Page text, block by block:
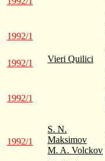
1992/1
1992/1 Vieri Quilici
1992/1
1992/1
S. N.
Maksimov
M. A. Volckov